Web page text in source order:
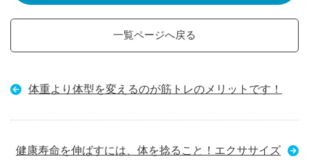
一覧ページへ戻る
体重より体型を変えるのが筋トレのメリットです！
健康寿命を伸ばすには、体を捻ること！エクササイズ